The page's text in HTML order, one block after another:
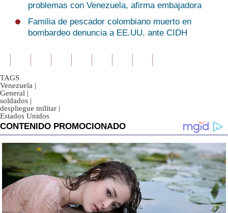
problemas con Venezuela, afirma embajadora
Familia de pescador colombiano muerto en
bombardeo denuncia a EE.UU. ante CIDH
TAGS
Venezuela |
General |
soldados |
despliegue militar |
Estados Unidos